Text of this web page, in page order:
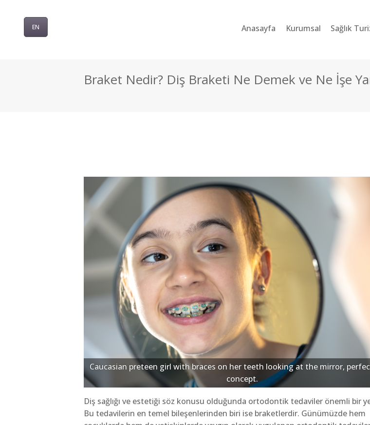
EN Anasayfa Kurumsal Sağlık
Braket Nedir? Diş Braketi Ne Demek ve Ne İşe
Caucasian preteen girl with braces on her teeth looking at the mirror,
concept.
Diş sağlığı ve estetiği söz konusu olduğunda ortodontik tedaviler önemli bir
Bu tedavilerin en temel bileşenlerinden biri ise braketlerdir. Günümüzde hem